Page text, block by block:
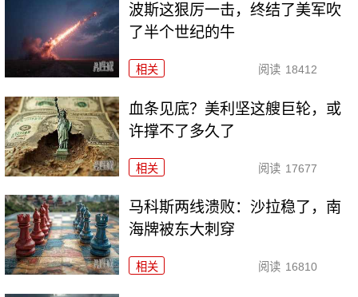
波斯这狠厉一击，终结了美军吹
了半个世纪的牛
相关 阅读 18412
血条见底？美利坚这艘巨轮，或
许撑不了多久了
相关 阅读 17677
马科斯两线溃败：沙拉稳了，南
海牌被东大刺穿
相关 阅读 16810